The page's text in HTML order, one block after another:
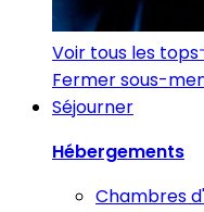
Voir tous les tops
Fermer sous-
Séjourner
Hébergements
Chambres